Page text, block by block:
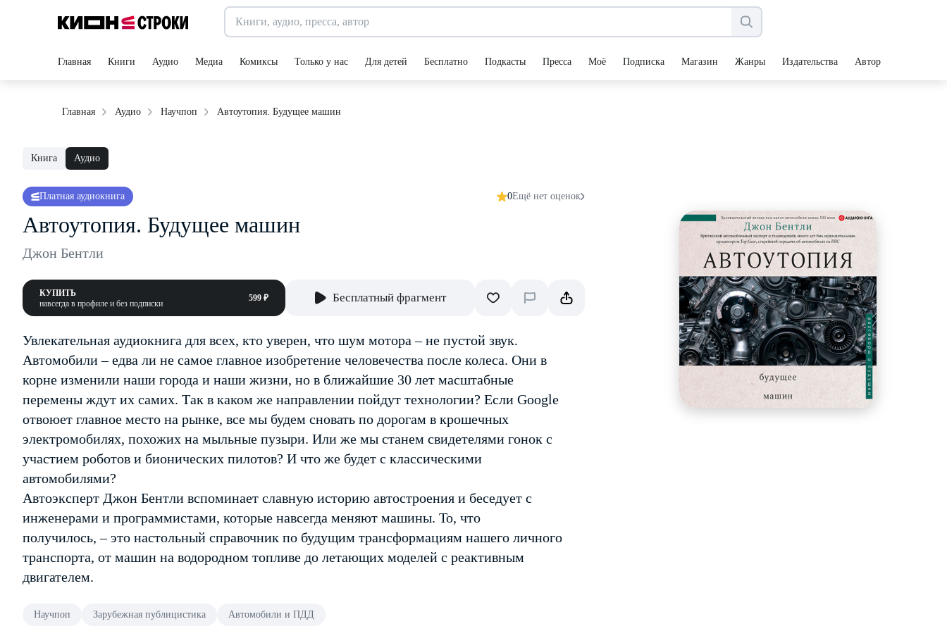
Главная Книги Аудио Медиа Комиксы Только у нас Для детей Бесплатно Подкасты Пресса Моё Подписка Магазин Жанры Издательства Авторы
Главная Аудио Научпоп Автоутопия. Будущее машин
Книга Аудио
Платная аудиокнига 0Ещё нет оценок
Автоутопия. Будущее машин
Джон Бентли
КУПИТЬ
навсегда в профиле и без подписки
599 ₽ Бесплатный фрагмент
Увлекательная аудиокнига для всех, кто уверен, что шум мотора – не пустой звук.
Автомобили – едва ли не самое главное изобретение человечества после колеса. Они в
корне изменили наши города и наши жизни, но в ближайшие 30 лет масштабные
перемены ждут их самих. Так в каком же направлении пойдут технологии? Если Google
отвоюет главное место на рынке, все мы будем сновать по дорогам в крошечных
электромобилях, похожих на мыльные пузыри. Или же мы станем свидетелями гонок с
участием роботов и бионических пилотов? И что же будет с классическими
автомобилями?
Автоэксперт Джон Бентли вспоминает славную историю автостроения и беседует с
инженерами и программистами, которые навсегда меняют машины. То, что
получилось, – это настольный справочник по будущим трансформациям нашего личного
транспорта, от машин на водородном топливе до летающих моделей с реактивным
двигателем.
Научпоп Зарубежная публицистика Автомобили и ПДД